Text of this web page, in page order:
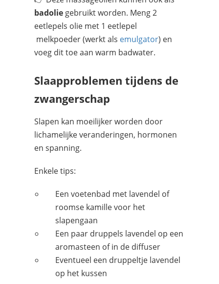
badolie gebruikt worden. Meng 2
eetlepels olie met 1 eetlepel
melkpoeder (werkt als emulgator) en
voeg dit toe aan warm badwater.
Slaapproblemen tijdens de
zwangerschap
Slapen kan moeilijker worden door
lichamelijke veranderingen, hormonen
en spanning.
Enkele tips:
Een voetenbad met lavendel of
roomse kamille voor het
slapengaan
Een paar druppels lavendel op een
aromasteen of in de diffuser
Eventueel een druppeltje lavendel
op het kussen